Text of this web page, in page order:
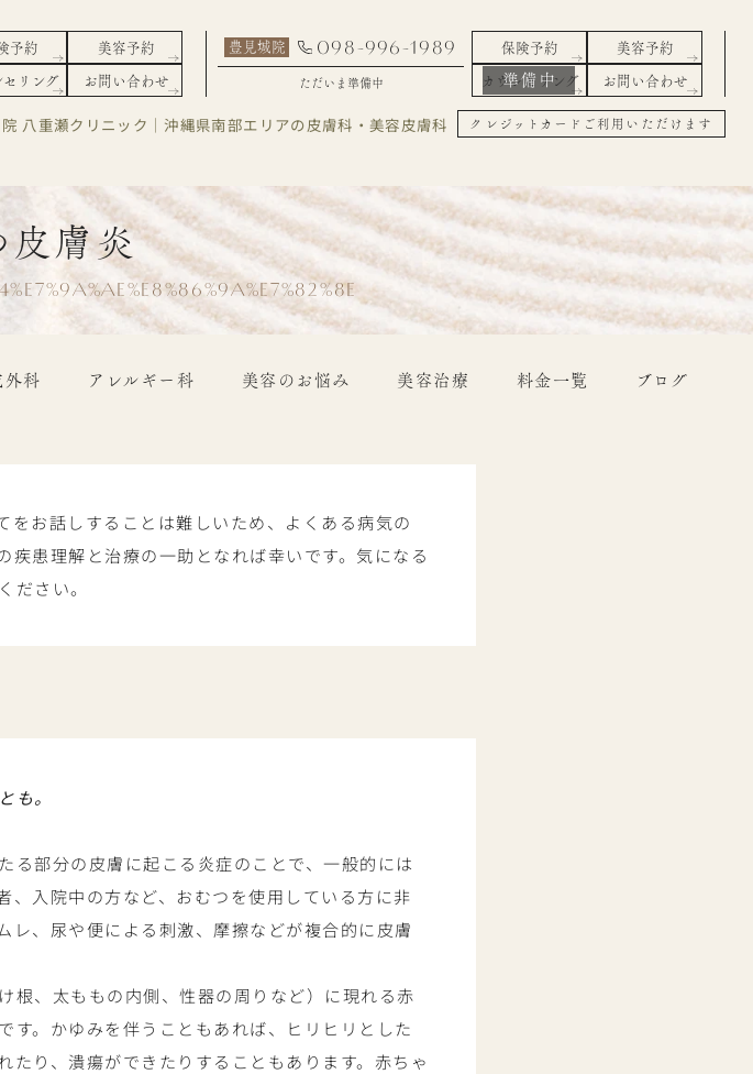
予約 美容予約
セリング お問い合わせ
豊見城院 098-996-1989
ただいま準備中
保険予約 美容予約
カウンセリング お問い合わせ
八重瀬クリニック｜沖縄県南部エリアの皮膚科・美容皮膚科 クレジットカードご利用いただけます
皮膚炎
外科 アレルギー科 美容のお悩み 美容治療 料金一覧 ブログ
お話しすることは難しいため、よくある病気の
患理解と治療の一助となれば幸いです。気になる
ださい。
も。
る部分の皮膚に起こる炎症のことで、一般的には
、入院中の方など、おむつを使用している方に非
レ、尿や便による刺激、摩擦などが複合的に皮膚
根、太ももの内側、性器の周りなど）に現れる赤
す。かゆみを伴うこともあれば、ヒリヒリとした
り、潰瘍ができたりすることもあります。赤ちゃ